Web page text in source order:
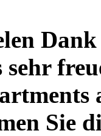
Sie